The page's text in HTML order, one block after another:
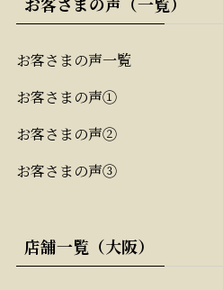
お客さまの声一覧
お客さまの声①
お客さまの声②
お客さまの声③
店舗一覧（大阪）